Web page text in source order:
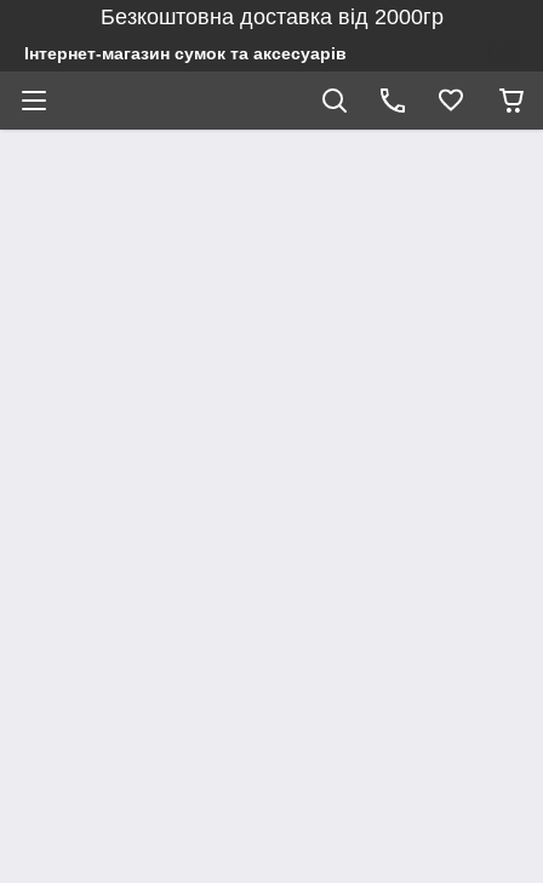
Безкоштовна доставка від 2000гр
Інтернет-магазин сумок та аксесуарів